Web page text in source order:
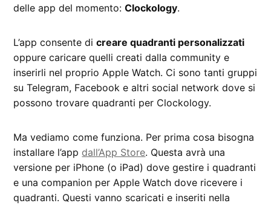
delle app del momento:Clockology.
L’app consente dicreare quadranti personalizzati
oppure caricare quelli creati dalla community e
inserirli nel proprio Apple Watch. Ci sono tanti gruppi
su Telegram, Facebook e altri social network dove si
possono trovare quadranti per Clockology.
Ma vediamo come funziona. Per prima cosa bisogna
installare l’app dall’App Store. Questa avrà una
versione per iPhone (o iPad) dove gestire i quadranti
e una companion per Apple Watch dove ricevere i
quadranti. Questi vanno scaricati e inseriti nella